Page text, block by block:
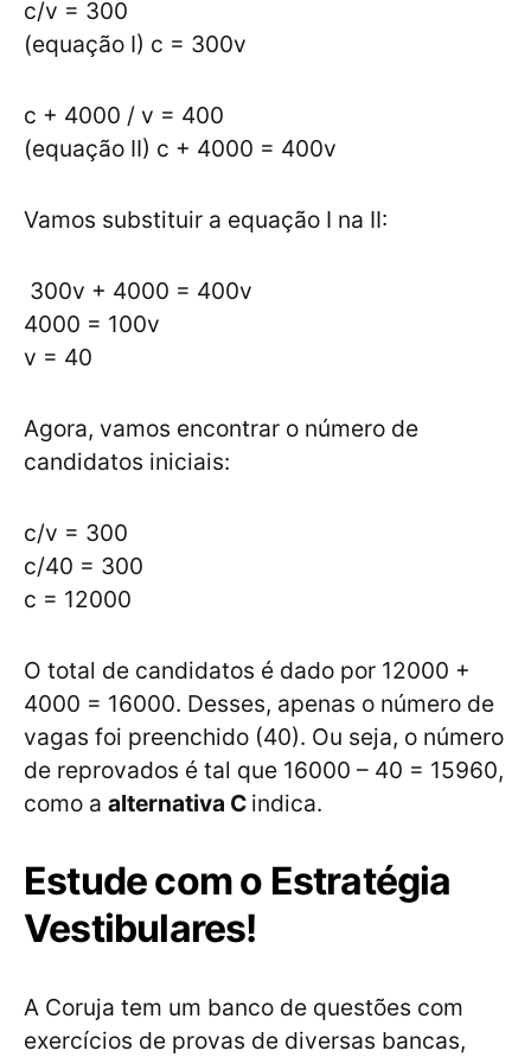
c/v = 300
(equação I) c = 300v
c + 4000 / v = 400
(equação II) c + 4000 = 400v
Vamos substituir a equação I na II:
300v + 4000 = 400v
4000 = 100v
v = 40
Agora, vamos encontrar o número de
candidatos iniciais:
c/v = 300
c/40 = 300
c = 12000
O total de candidatos é dado por 12000 +
4000 = 16000. Desses, apenas o número de
vagas foi preenchido (40). Ou seja, o número
de reprovados é tal que 16000 – 40 = 15960,
como a alternativa C indica.
Estude com o Estratégia
Vestibulares!
A Coruja tem um banco de questões com
exercícios de provas de diversas bancas,